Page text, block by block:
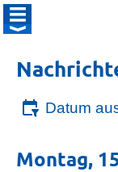
Datum
Montag,